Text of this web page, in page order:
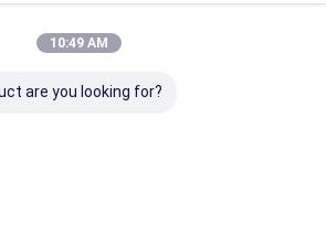
10:49 AM
are you looking for?